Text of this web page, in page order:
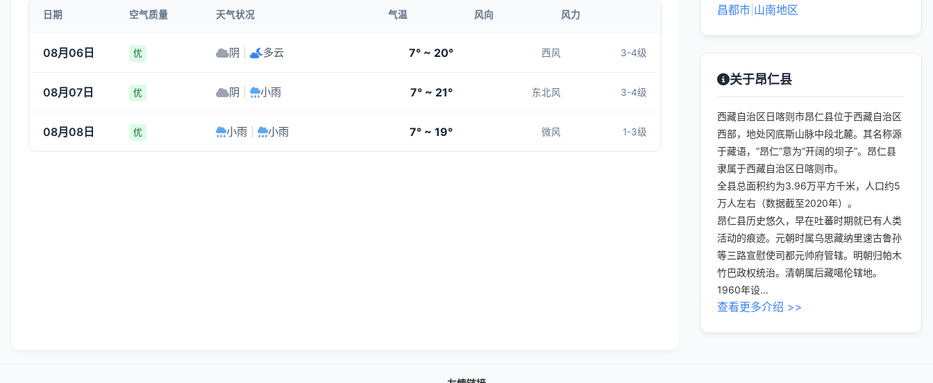
日期 空气质量 天气状况 气温 风向 风力
08月06日 优 阴 多云 7° ~ 20° 西风 3-4级
08月07日 优 阴 小雨 7° ~ 21° 东北风 3-4级
08月08日 优 小雨 小雨 7° ~ 19° 微风 1-3级
昌都市 山南地区
关于昂仁县
西藏自治区日喀则市昂仁县位于西藏自治区
西部，地处冈底斯山脉中段北麓。其名称源
于藏语，“昂仁”意为“开阔的坝子”。昂仁县
隶属于西藏自治区日喀则市。
全县总面积约为3.96万平方千米，人口约5
万人左右（数据截至2020年）。
昂仁县历史悠久，早在吐蕃时期就已有人类
活动的痕迹。元朝时属乌思藏纳里速古鲁孙
等三路宣慰使司都元帅府管辖。明朝归帕木
竹巴政权统治。清朝属后藏噶伦辖地。
1960年设...
查看更多介绍 >>